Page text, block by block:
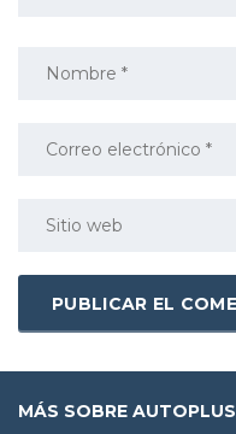
MÁS SOBRE AUTOPLUS